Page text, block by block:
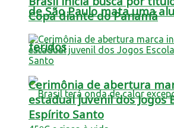
de São Paulo mata uma
feridos
Copa diante do Panamá
Cerimônia de abertura
estadual juvenil dos Jogos
Espírito Santo